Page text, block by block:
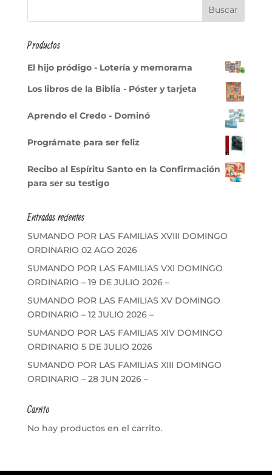
Productos
El hijo pródigo - Lotería y memorama
Los libros de la Biblia - Póster y tarjeta
Aprendo el Credo - Dominó
Prográmate para ser feliz
Recibo al Espíritu Santo en la Confirmación
para ser su testigo
Entradas recientes
SUMANDO POR LAS FAMILIAS XVIII DOMINGO
ORDINARIO 02 AGO 2026
SUMANDO POR LAS FAMILIAS VXI DOMINGO
ORDINARIO – 19 DE JULIO 2026 –
SUMANDO POR LAS FAMILIAS XV DOMINGO
ORDINARIO – 12 JULIO 2026 –
SUMANDO POR LAS FAMILIAS XIV DOMINGO
ORDINARIO 5 DE JULIO 2026
SUMANDO POR LAS FAMILIAS XIII DOMINGO
ORDINARIO – 28 JUN 2026 –
Carrito
No hay productos en el carrito.